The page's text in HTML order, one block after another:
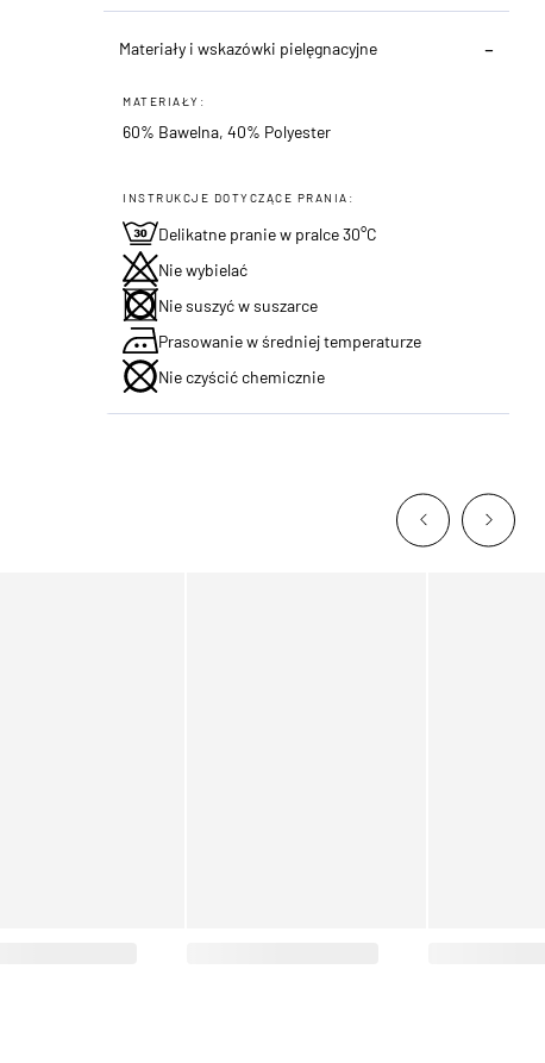
Materiały i wskazówki pielęgnacyjne
MATERIAŁY:
60% Bawelna, 40% Polyester
INSTRUKCJE DOTYCZĄCE PRANIA:
Delikatne pranie w pralce 30°C
Nie wybielać
Nie suszyć w suszarce
Prasowanie w średniej temperaturze
Nie czyścić chemicznie